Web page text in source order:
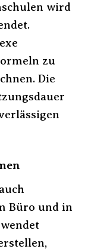
wird
zu
Die
Büro und in